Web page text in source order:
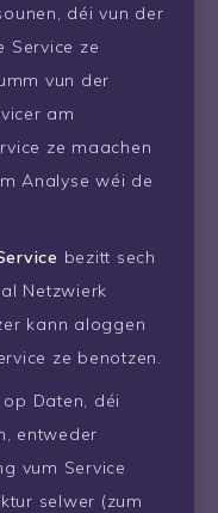
déi vun der
Service ze
vun der
am
ze maachen
Analyse wéi de
bezitt sech
Netzwierk
kann aloggen
ze benotzen.
Daten, déi
entweder
vum Service
selwer (zum